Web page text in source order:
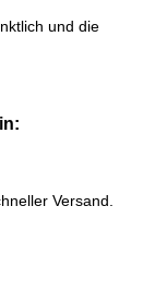
und die
Versand.